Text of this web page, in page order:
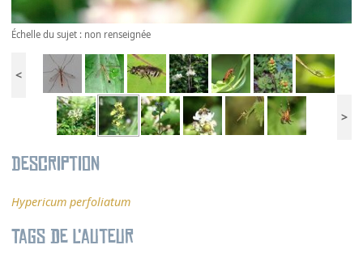
Échelle du sujet : non renseignée
<
>
Description
Hypericum perfoliatum
Tags de l’auteur